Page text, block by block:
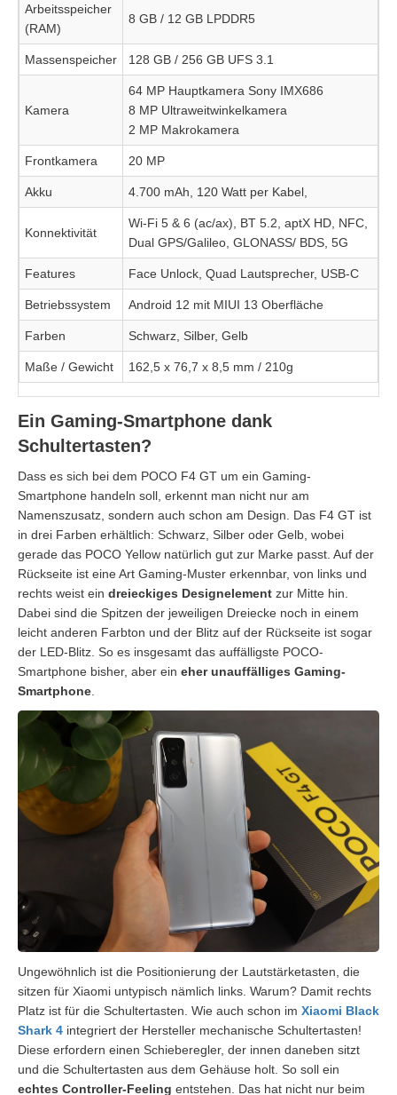
Arbeitsspeicher
(RAM)
8 GB / 12 GB LPDDR5
Massenspeicher 128 GB / 256 GB UFS 3.1
Kamera
64 MP Hauptkamera Sony IMX686
8 MP Ultraweitwinkelkamera
2 MP Makrokamera
Frontkamera 20 MP
Akku 4.700 mAh, 120 Watt per Kabel,
Konnektivität
Wi-Fi 5 & 6 (ac/ax), BT 5.2, aptX HD, NFC,
Dual GPS/Galileo, GLONASS/ BDS, 5G
Features Face Unlock, Quad Lautsprecher, USB-C
Betriebssystem Android 12 mit MIUI 13 Oberfläche
Farben Schwarz, Silber, Gelb
Maße / Gewicht 162,5 x 76,7 x 8,5 mm / 210g
Ein Gaming-Smartphone dank
Schultertasten?
Dass es sich bei dem POCO F4 GT um ein Gaming-
Smartphone handeln soll, erkennt man nicht nur am
Namenszusatz, sondern auch schon am Design. Das F4 GT ist
in drei Farben erhältlich: Schwarz, Silber oder Gelb, wobei
gerade das POCO Yellow natürlich gut zur Marke passt. Auf der
Rückseite ist eine Art Gaming-Muster erkennbar, von links und
rechts weist ein dreieckiges Designelement zur Mitte hin.
Dabei sind die Spitzen der jeweiligen Dreiecke noch in einem
leicht anderen Farbton und der Blitz auf der Rückseite ist sogar
der LED-Blitz. So es insgesamt das auffälligste POCO-
Smartphone bisher, aber ein eher unauffälliges Gaming-
Smartphone
Ungewöhnlich ist die Positionierung der Lautstärketasten, die
sitzen für Xiaomi untypisch nämlich links. Warum? Damit rechts
Platz ist für die Schultertasten. Wie auch schon im Xiaomi Black
Shark 4 integriert der Hersteller mechanische Schultertasten!
Diese erfordern einen Schieberegler, der innen daneben sitzt
und die Schultertasten aus dem Gehäuse holt. So soll ein
echtes Controller-Feeling entstehen. Das hat nicht nur beim